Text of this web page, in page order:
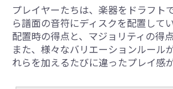
プレイヤーたちは、楽器をドラフト
ら譜面の音符にディスクを配置してい
配置時の得点と、マジョリティの得点
また、様々なバリエーションルール
れらを加えるたびに違ったプレイ感